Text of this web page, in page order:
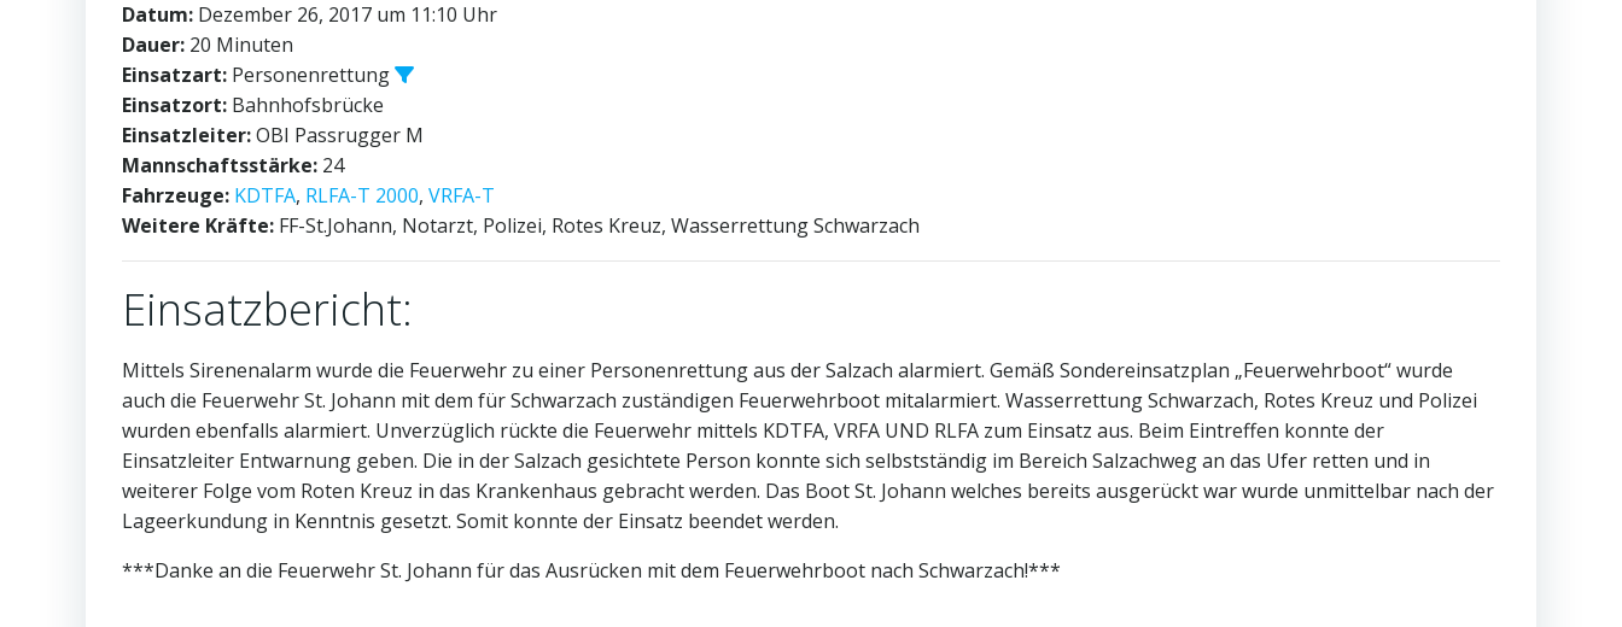
Datum: Dezember 26, 2017 um 11:10 Uhr
Dauer: 20 Minuten
Einsatzart: Personenrettung
Einsatzort: Bahnhofsbrücke
Einsatzleiter:OBI Passrugger M
Mannschaftsstärke: 24
Fahrzeuge: KDTFA, RLFA-T 2000, VRFA-T
Weitere Kräfte: FF-St.Johann, Notarzt, Polizei, Rotes Kreuz, Wasserrettung Schwarzach
Einsatzbericht:
Mittels Sirenenalarm wurde die Feuerwehr zu einer Personenrettung aus der Salzach alarmiert. Gemäß Sondereinsatzplan „Feuerwehrboot“ wurde
auch die Feuerwehr St. Johann mit dem für Schwarzach zuständigen Feuerwehrboot mitalarmiert. Wasserrettung Schwarzach, Rotes Kreuz und Polizei
wurden ebenfalls alarmiert. Unverzüglich rückte die Feuerwehr mittels KDTFA, VRFA UND RLFA zum Einsatz aus. Beim Eintreffen konnte der
Einsatzleiter Entwarnung geben. Die in der Salzach gesichtete Person konnte sich selbstständig im Bereich Salzachweg an das Ufer retten und in
weiterer Folge vom Roten Kreuz in das Krankenhaus gebracht werden. Das Boot St. Johann welches bereits ausgerückt war wurde unmittelbar nach der
Lageerkundung in Kenntnis gesetzt. Somit konnte der Einsatz beendet werden.
***Danke an die Feuerwehr St. Johann für das Ausrücken mit dem Feuerwehrboot nach Schwarzach!***